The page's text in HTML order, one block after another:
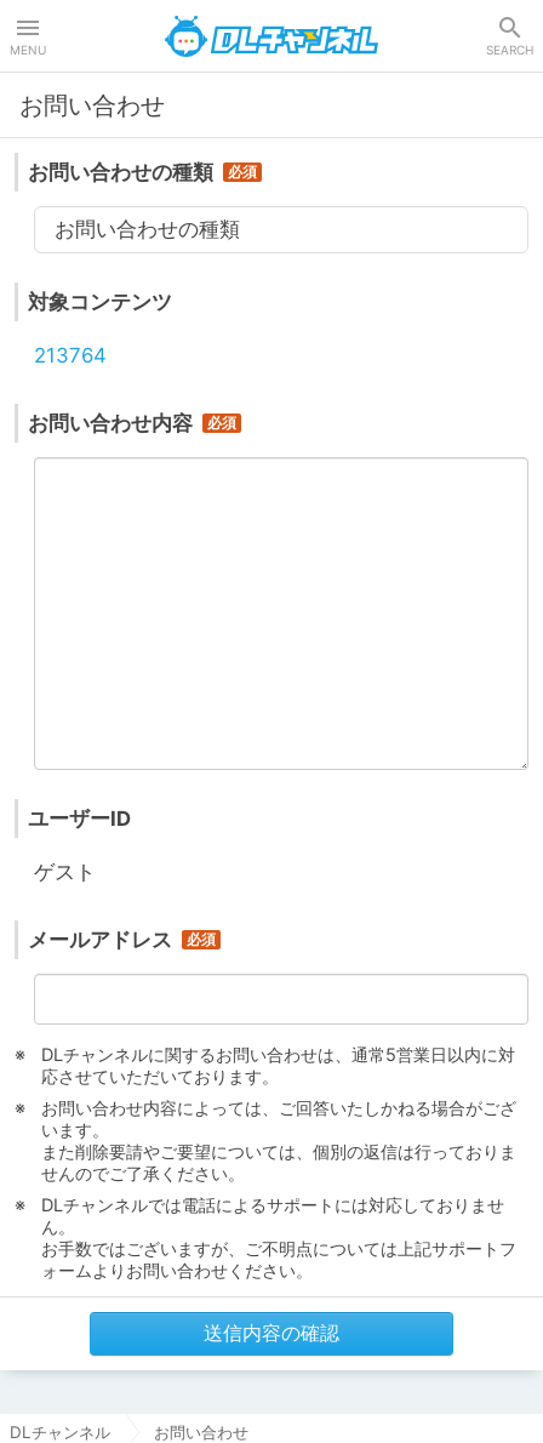
MENU SEARCH
お問い合わせ
お問い合わせの種類
お問い合わせの種類
対象コンテンツ
213764
お問い合わせ内容
ユーザーID
ゲスト
メールアドレス
DLチャンネルに関するお問い合わせは、通常5営業日以内に対
応させていただいております。
お問い合わせ内容によっては、ご回答いたしかねる場合がござ
います。
また削除要請やご要望については、個別の返信は行っておりま
せんのでご了承ください。
DLチャンネルでは電話によるサポートには対応しておりませ
ん。
お手数ではございますが、ご不明点については上記サポートフ
ォームよりお問い合わせください。
送信内容の確認
DLチャンネル お問い合わせ